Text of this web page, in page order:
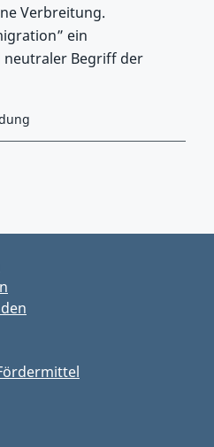
Verbreitung.
ein
Begriff der